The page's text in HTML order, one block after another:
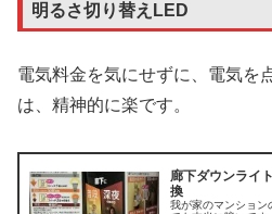
明るさ切り替えLED
電気料金を気にせずに、電気を
は、精神的に楽です。
廊下ダウンライ
換
我が家のマンション